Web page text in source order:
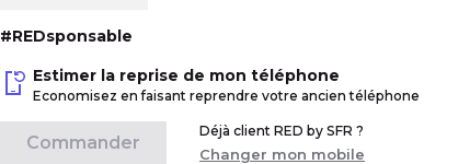
#REDsponsable
Estimer la reprise de mon téléphone
Economisez en faisant reprendre votre ancien téléphone
Commander
Déjà client RED by SFR ?
Changer mon mobile